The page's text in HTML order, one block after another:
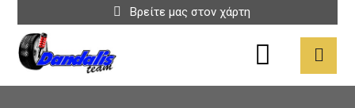
Βρείτε μας στον χάρτη